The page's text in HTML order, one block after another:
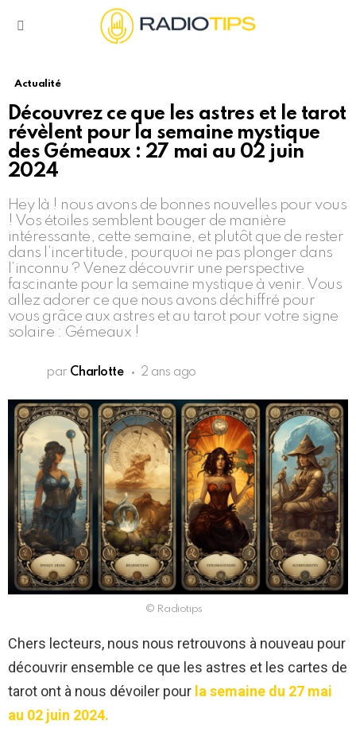
Actualité
Découvrez ce que les astres et le tarot
révèlent pour la semaine mystique
des Gémeaux : 27 mai au 02 juin
2024
Hey là ! nous avons de bonnes nouvelles pour vous
! Vos étoiles semblent bouger de manière
intéressante, cette semaine, et plutôt que de rester
dans l’incertitude, pourquoi ne pas plonger dans
l’inconnu ? Venez découvrir une perspective
fascinante pour la semaine mystique à venir. Vous
allez adorer ce que nous avons déchiffré pour
vous grâce aux astres et au tarot pour votre signe
solaire : Gémeaux !
par Charlotte 2 ans ago
© Radiotips
Chers lecteurs, nous nous retrouvons à nouveau pour
découvrir ensemble ce que les astres et les cartes de
tarot ont à nous dévoiler pour la semaine du 27 mai
au 02 juin 2024.